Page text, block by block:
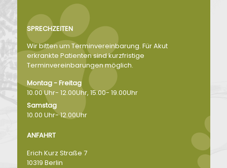
SPRECHZEITEN
Wir bitten um Terminvereinbarung. Für Akut
erkrankte Patienten sind kurzfristige
Terminvereinbarungen möglich.
Montag - Freitag
10.00 Uhr- 12.00Uhr, 15.00- 19.00Uhr
Samstag
10.00 Uhr- 12.00Uhr
ANFAHRT
Erich Kurz Straße 7
10319 Berlin